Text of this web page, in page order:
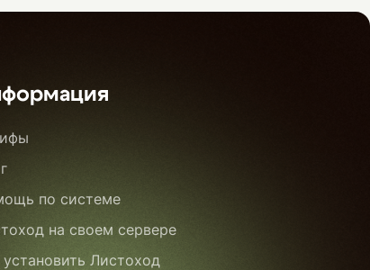
по системе
на своем сервере
установить Листоход